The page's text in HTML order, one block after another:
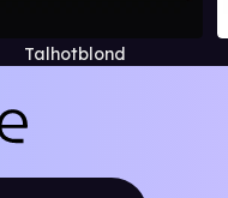
Talhotblond